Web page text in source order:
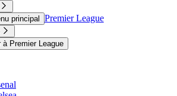
principal
Premier League
à Premier League